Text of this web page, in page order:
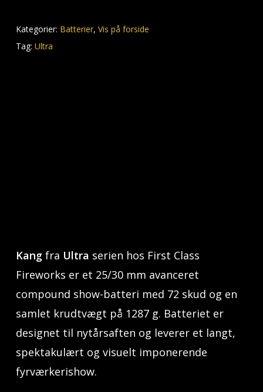
Kategorier: Batterier, Vis på forside
Tag: Ultra
Kangfra Ultra serien hos First Class
Fireworks er et 25/30 mm avanceret
compound show-batteri med 72 skud og en
samlet krudtvægt på 1287 g. Batteriet er
designet til nytårsaften og leverer et langt,
spektakulært og visuelt imponerende
fyrværkerishow.